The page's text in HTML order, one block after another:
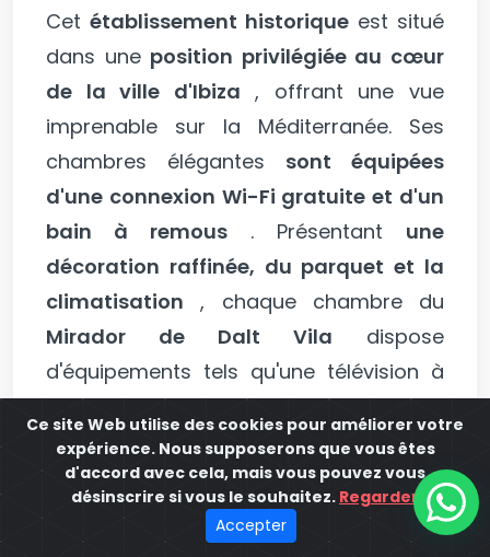
Cet établissement historique est situé
dans une position privilégiée au cœur
de la ville d'Ibiza , offrant une vue
imprenable sur la Méditerranée. Ses
chambres élégantes sont équipées
d'une connexion Wi-Fi gratuite et d'un
bain à remous . Présentant une
décoration raffinée, du parquet et la
climatisation , chaque chambre du
Mirador de Dalt Vila dispose
d'équipements tels qu'une télévision à
écran plasma avec chaînes satellite et
une salle de bains complète avec
peignoir et articles de toilette Bulgari.
L'hôtel propose un petit-déjeuner
jusqu'à midi et un service d'étage.
Ce site Web utilise des cookies pour améliorer votre
expérience. Nous supposerons que vous êtes
d'accord avec cela, mais vous pouvez vous
désinscrire si vous le souhaitez. Regarder
Accepter